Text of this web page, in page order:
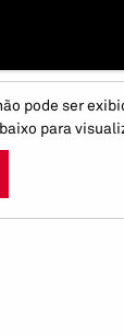
pode ser
para